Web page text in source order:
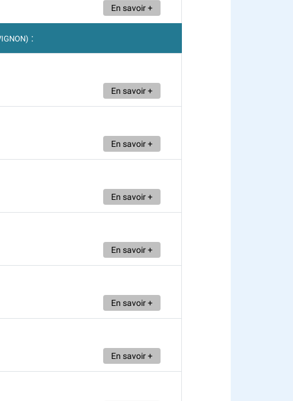
En savoir +
:
En savoir +
En savoir +
En savoir +
En savoir +
En savoir +
En savoir +